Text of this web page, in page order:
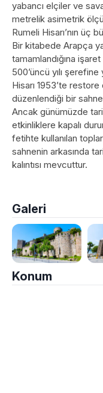
yabancı elçiler ve
metrelik asimetrik
Rumeli Hisarı’nın üç
Bir kitabede Arapça
tamamlandığına
500’üncü yılı
Hisarı 1953’te
düzenlendiği bir
Ancak günümüzde
etkinliklere kapalı
fetihte kullanılan
sahnenin arkasında
kalıntısı mevcuttur.
Galeri
Konum